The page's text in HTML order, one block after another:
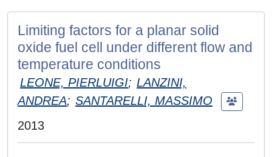
Limiting factors for a planar solid
oxide fuel cell under different flow and
temperature conditions
LEONE, PIERLUIGI; LANZINI,
ANDREA; SANTARELLI, MASSIMO
2013